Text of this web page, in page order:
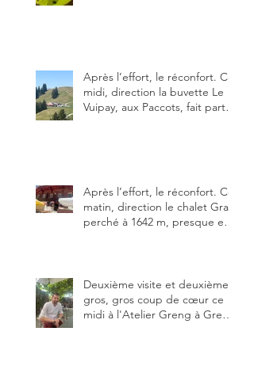
Après l’effort, le réconfort. Ce
midi, direction la buvette Le
Vuipay, aux Paccots, fait partie
Après l’effort, le réconfort. Ce
matin, direction le chalet Grat
perché à 1642 m, presque en
de plaisir.
Deuxième visite et deuxième
gros, gros coup de cœur ce
midi à l'Atelier Greng à Greng